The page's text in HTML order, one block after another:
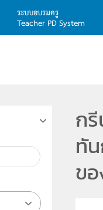
ระบบอบรมครู
Teacher PD System
ก
ทั
ข